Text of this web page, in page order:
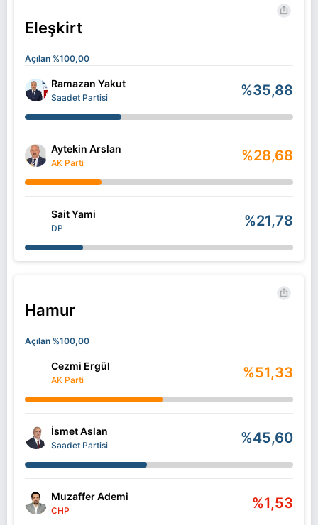
Eleşkirt
Açılan %100,00
Ramazan Yakut
Saadet Partisi %35,88
Aytekin Arslan
AK Parti %28,68
Sait Yami
DP %21,78
Hamur
Açılan %100,00
Cezmi Ergül
AK Parti %51,33
İsmet Aslan
Saadet Partisi %45,60
Muzaffer Ademi
CHP %1,53